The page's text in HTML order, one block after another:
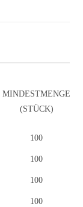
MINDESTMENGE
(STÜCK)
100
100
100
100